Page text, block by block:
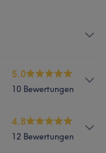
5.0
10 Bewertungen
4.8
12 Bewertungen